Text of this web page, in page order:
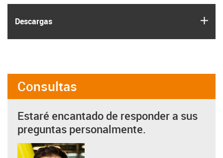
Descargas
Consultas
Estaré encantado de responder a sus
preguntas personalmente.